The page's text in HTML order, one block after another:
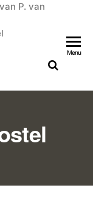
P. van
Menu